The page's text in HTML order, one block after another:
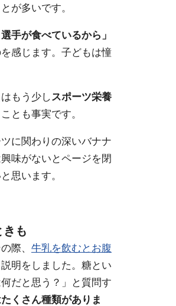
が多いです。
選手が食べているから」
感じます。子どもは憧
もう少しスポーツ栄養
とも事実です。
に関わりの深いバナナ
味がないとページを閉
思います。
も
際、 牛乳を飲むとお腹
明をしました。糖とい
だと思う？」と質問す
くさん種類がありま